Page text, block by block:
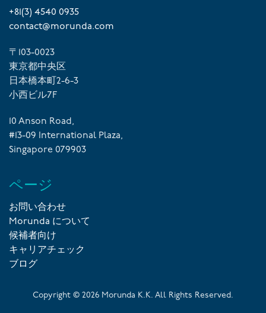
+81(3) 4540 0935
contact@morunda.com
〒103-0023
東京都中央区
日本橋本町2-6-3
小西ビル7F
10 Anson Road,
#13-09 International Plaza,
Singapore 079903
ページ
お問い合わせ
Morunda について
候補者向け
キャリアチェック
ブログ
Copyright © 2026 Morunda K.K. All Rights Reserved.